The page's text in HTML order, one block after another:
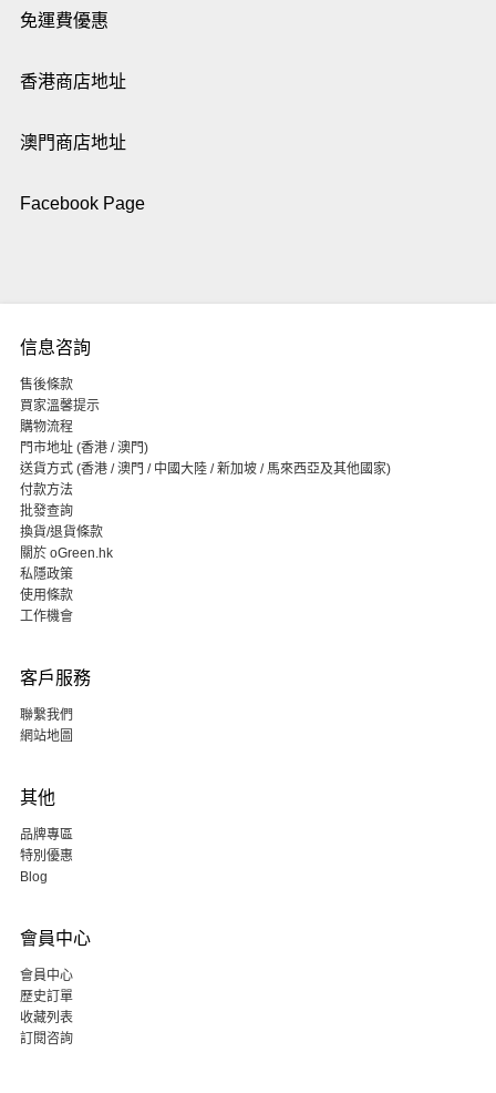
免運費優惠
香港商店地址
澳門商店地址
Facebook Page
信息咨詢
售後條款
買家溫馨提示
購物流程
門市地址 (香港 / 澳門)
送貨方式 (香港 / 澳門 / 中國大陸 / 新加坡 / 馬來西亞及其他國家)
付款方法
批發查詢
換貨/退貨條款
關於 oGreen.hk
私隱政策
使用條款
工作機會
客戶服務
聯繫我們
網站地圖
其他
品牌專區
特別優惠
Blog
會員中心
會員中心
歷史訂單
收藏列表
訂閱咨詢